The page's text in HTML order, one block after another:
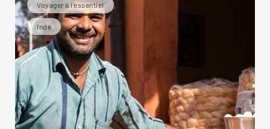
Voyager à l’essentiel
Inde